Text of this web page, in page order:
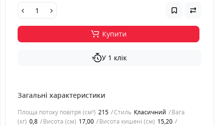
Купити
У 1 клік
Загальні характеристики
Площа потоку повітря (см²) 215 Стиль Класичний
Вага
(кг) 0,8 Висота (см) 17,00 Висота кишені (см) 15,20